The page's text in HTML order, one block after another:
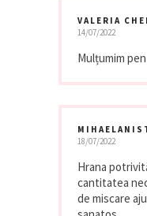
VALERIA
14/07/2022
Mulțumim
18/07/2022
Hrana
cantitatea
de miscare